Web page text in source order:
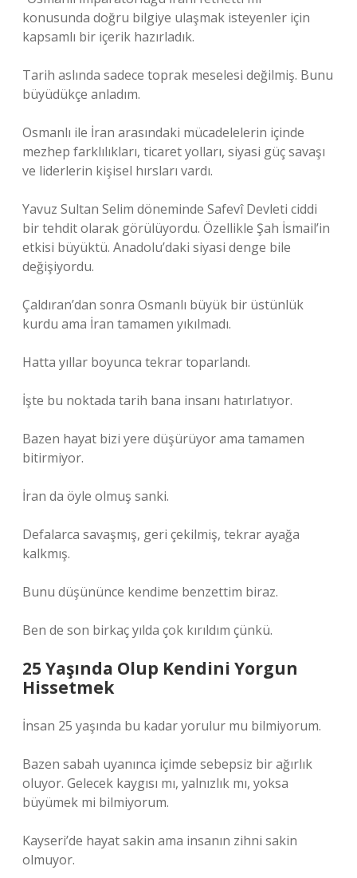
konusunda doğru bilgiye ulaşmak isteyenler için
kapsamlı bir içerik hazırladık.
Tarih aslında sadece toprak meselesi değilmiş. Bunu
büyüdükçe anladım.
Osmanlı ile İran arasındaki mücadelelerin içinde
mezhep farklılıkları, ticaret yolları, siyasi güç savaşı
ve liderlerin kişisel hırsları vardı.
Yavuz Sultan Selim döneminde Safevî Devleti ciddi
bir tehdit olarak görülüyordu. Özellikle Şah İsmail’in
etkisi büyüktü. Anadolu’daki siyasi denge bile
değişiyordu.
Çaldıran’dan sonra Osmanlı büyük bir üstünlük
kurdu ama İran tamamen yıkılmadı.
Hatta yıllar boyunca tekrar toparlandı.
İşte bu noktada tarih bana insanı hatırlatıyor.
Bazen hayat bizi yere düşürüyor ama tamamen
bitirmiyor.
İran da öyle olmuş sanki.
Defalarca savaşmış, geri çekilmiş, tekrar ayağa
kalkmış.
Bunu düşününce kendime benzettim biraz.
Ben de son birkaç yılda çok kırıldım çünkü.
25 Yaşında Olup Kendini Yorgun
Hissetmek
İnsan 25 yaşında bu kadar yorulur mu bilmiyorum.
Bazen sabah uyanınca içimde sebepsiz bir ağırlık
oluyor. Gelecek kaygısı mı, yalnızlık mı, yoksa
büyümek mi bilmiyorum.
Kayseri’de hayat sakin ama insanın zihni sakin
olmuyor.